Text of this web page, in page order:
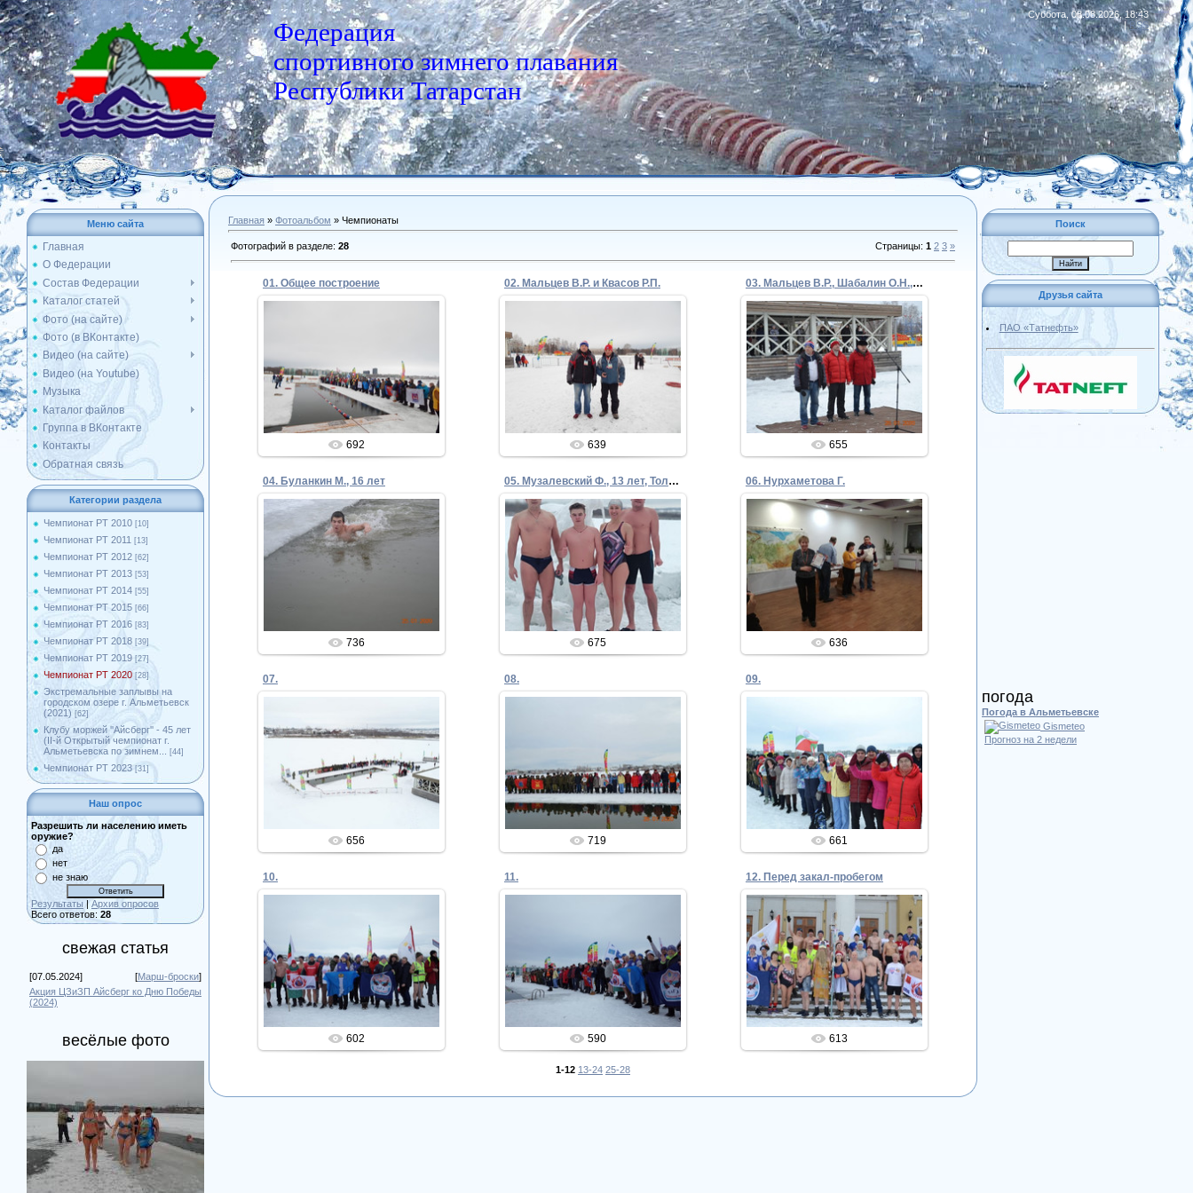
Федерация
спортивного зимнего плавания
Республики Татарстан
Суббота, 08.08.2026, 18:43
|RSS
Меню сайта
Главная
О Федерации
Состав Федерации
Каталог статей
Фото (на сайте)
Фото (в ВКонтакте)
Видео (на сайте)
Видео (на Youtube)
Музыка
Каталог файлов
Группа в ВКонтакте
Контакты
Обратная связь
Категории раздела
Чемпионат РТ 2010 [10]
Чемпионат РТ 2011 [13]
Чемпионат РТ 2012 [62]
Чемпионат РТ 2013 [53]
Чемпионат РТ 2014 [55]
Чемпионат РТ 2015 [66]
Чемпионат РТ 2016 [83]
Чемпионат РТ 2018 [39]
Чемпионат РТ 2019 [27]
Чемпионат РТ 2020 [28]
Экстремальные заплывы на
городском озере г. Альметьевск
(2021) [62]
Клубу моржей ''Айсберг'' - 45 лет
(II-й Открытый чемпионат г.
Альметьевска по зимнем...
[44]
Чемпионат РТ 2023 [31]
Наш опрос
Разрешить ли населению иметь
оружие?
да
нет
не знаю
Результаты | Архив опросов
Всего ответов: 28
свежая статья
[07.05.2024] [Марш-броски]
Акция ЦЗиЗП Айсберг ко Дню Победы
(2024)
весёлые фото
Главная » Фотоальбом » Чемпионаты
Фотографий в разделе: 28 Страницы: 1 2 3 »
01. Общее построение
Admin
692
02. Мальцев В.Р. и Квасов Р.П.
05.02.2020
Admin
639
03. Мальцев В.Р., Шабалин О.Н., Самойлов В.И.
05.02.2020
Admin
655
04. Буланкин М., 16 лет
05.02.2020
736
05. Музалевский Ф., 13 лет, Тольятти
05.02.2020
Admin
675
06. Нурхаметова Г.
05.02.2020
Admin
636
07.
05.02.2020
Admin
656
08.
05.02.2020
Admin
719
09.
05.02.2020
Admin
661
10.
05.02.2020
Admin
602
11.
05.02.2020
Admin
590
12. Перед закал-пробегом
05.02.2020
Admin
613
1-12 13-24 25-28
Поиск
Друзья сайта
ПАО «Татнефть»
погода
Погода в Альметьевске
Gismeteo
Прогноз на 2 недели